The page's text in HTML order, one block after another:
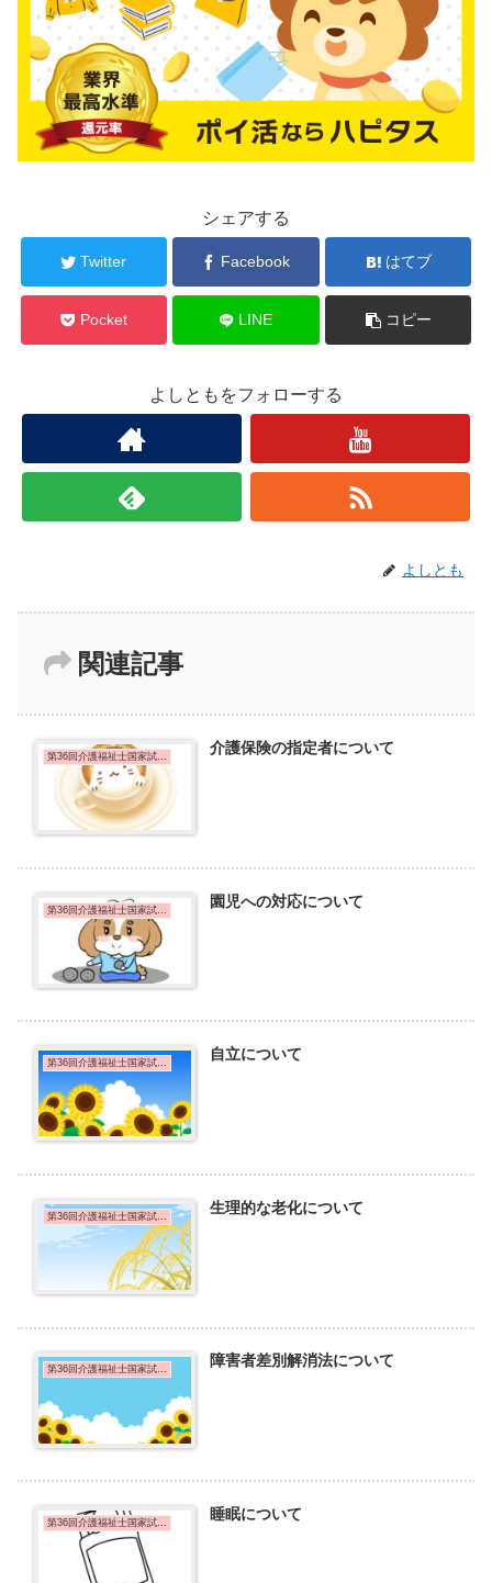
シェアする
Twitter Facebook はてブ
Pocket LINE コピー
よしともをフォローする
よしとも
関連記事
第36回介護福祉士国家試験問題 介護保険の指定者について
第36回介護福祉士国家試験問題 園児への対応について
第36回介護福祉士国家試験問題 自立について
第36回介護福祉士国家試験問題 生理的な老化について
第36回介護福祉士国家試験問題 障害者差別解消法について
第36回介護福祉士国家試験問題 睡眠について